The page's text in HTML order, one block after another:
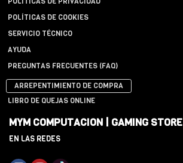
POLÍTICAS DE COOKIES
SERVICIO TÉCNICO
AYUDA
PREGUNTAS FRECUENTES (FAQ)
ARREPENTIMIENTO DE COMPRA
LIBRO DE QUEJAS ONLINE
MYM COMPUTACION | GAMING STORE
EN LAS REDES